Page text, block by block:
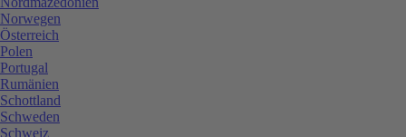
Norwegen
Österreich
Polen
Portugal
Rumänien
Schottland
Schweden
Schweiz